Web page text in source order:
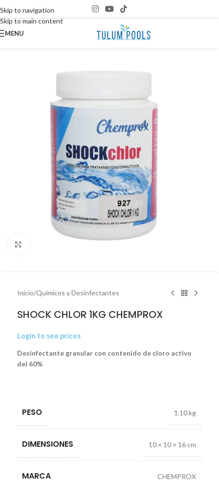
Skip to navigation
Skip to main content
MENU
Inicio/Químicos y Desinfectantes
SHOCK CHLOR 1KG CHEMPROX
Login to see prices
Desinfectante granular con contenido de cloro activo
del 60%
PESO 1.10 kg
DIMENSIONES 10 × 10 × 16 cm
MARCA CHEMPROX